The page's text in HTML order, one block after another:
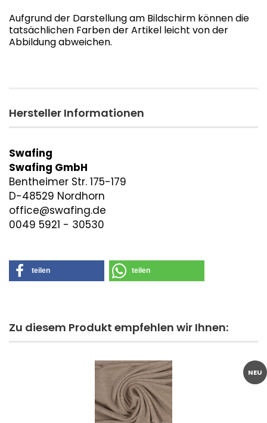
Aufgrund der Darstellung am Bildschirm können die
tatsächlichen Farben der Artikel leicht von der
Abbildung abweichen.
Hersteller Informationen
Swafing
Swafing GmbH
Bentheimer Str. 175-179
D-48529 Nordhorn
office@swafing.de
0049 5921 - 30530
teilen teilen
Zu diesem Produkt empfehlen wir Ihnen:
NEU